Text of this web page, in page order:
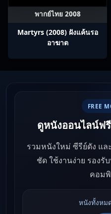
พากย์ไทย 2008
Martyrs (2008) ฝังแค้นรอ
อาฆาต
FREE
ดูหนังออนไลน์ฟ
รวมหนังใหม่ ซีรีย์ดัง แ
ชัด ใช้งานง่าย รองรั
คอมพิ
หนังทั้งหม